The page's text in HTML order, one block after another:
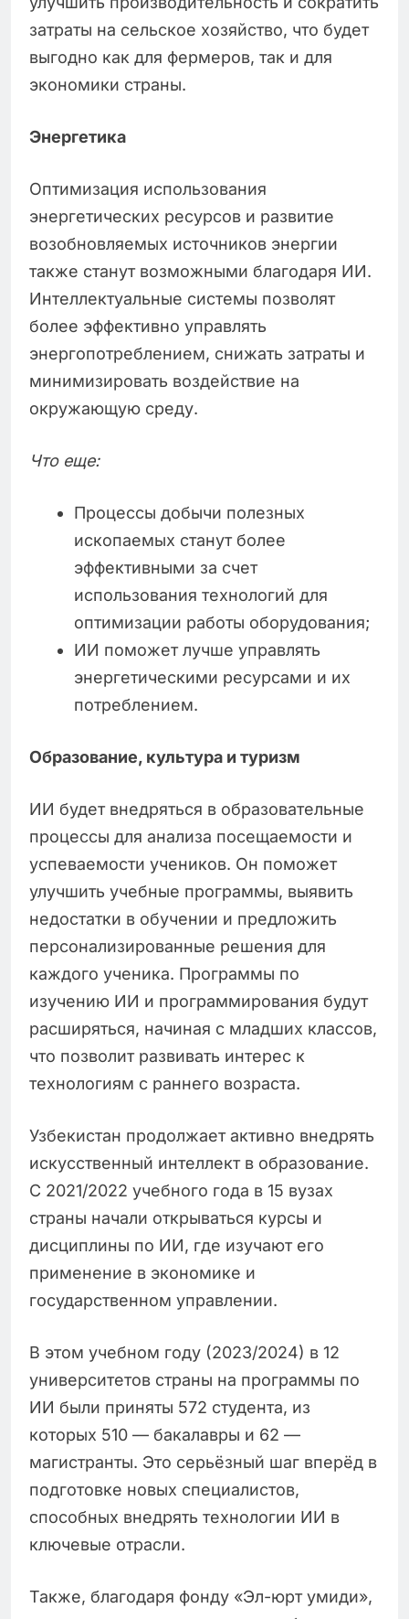
затраты на сельское хозяйство, что будет
выгодно как для фермеров, так и для
экономики страны.
Энергетика
Оптимизация использования
энергетических ресурсов и развитие
возобновляемых источников энергии
также станут возможными благодаря ИИ.
Интеллектуальные системы позволят
более эффективно управлять
энергопотреблением, снижать затраты и
минимизировать воздействие на
окружающую среду.
Что еще:
Процессы добычи полезных
ископаемых станут более
эффективными за счет
использования технологий для
оптимизации работы оборудования;
ИИ поможет лучше управлять
энергетическими ресурсами и их
потреблением.
Образование, культура и туризм
ИИ будет внедряться в образовательные
процессы для анализа посещаемости и
успеваемости учеников. Он поможет
улучшить учебные программы, выявить
недостатки в обучении и предложить
персонализированные решения для
каждого ученика. Программы по
изучению ИИ и программирования будут
расширяться, начиная с младших классов,
что позволит развивать интерес к
технологиям с раннего возраста.
Узбекистан продолжает активно внедрять
искусственный интеллект в образование.
С 2021/2022 учебного года в 15 вузах
страны начали открываться курсы и
дисциплины по ИИ, где изучают его
применение в экономике и
государственном управлении.
В этом учебном году (2023/2024) в 12
университетов страны на программы по
ИИ были приняты 572 студента, из
которых 510 — бакалавры и 62 —
магистранты. Это серьёзный шаг вперёд в
подготовке новых специалистов,
способных внедрять технологии ИИ в
ключевые отрасли.
Также, благодаря фонду «Эл-юрт умиди»,